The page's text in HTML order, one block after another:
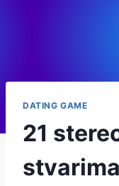
DATING GAME
21